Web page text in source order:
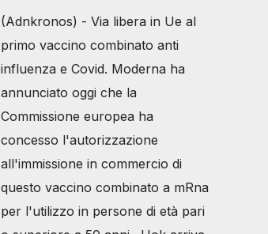
(Adnkronos) - Via libera in Ue al
primo vaccino combinato anti
influenza e Covid. Moderna ha
annunciato oggi che la
Commissione europea ha
concesso l'autorizzazione
all'immissione in commercio di
questo vaccino combinato a mRna
per l'utilizzo in persone di età pari